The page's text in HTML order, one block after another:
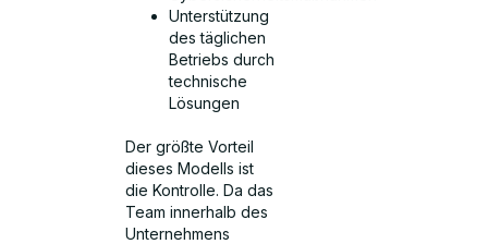
Unterstützung
des täglichen
Betriebs durch
technische
Lösungen
Der größte Vorteil
dieses Modells ist
die Kontrolle. Da das
Team innerhalb des
Unternehmens